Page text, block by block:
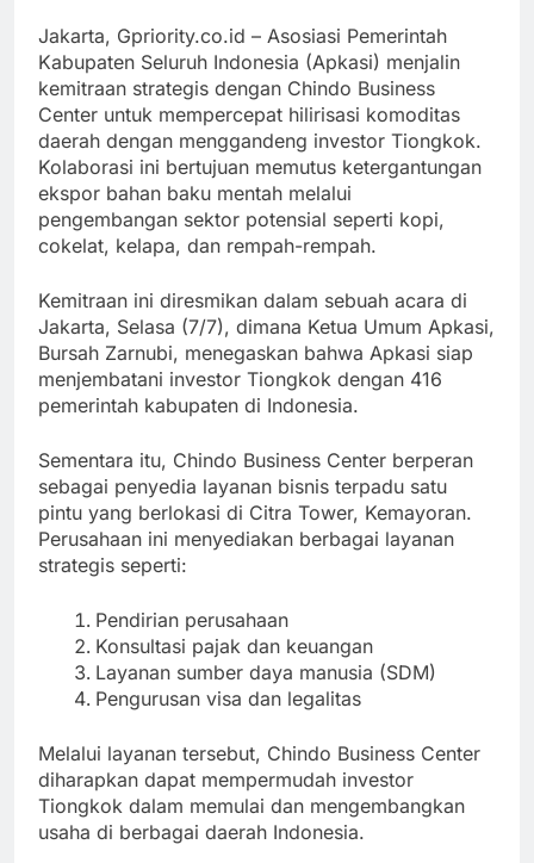
Genjot PAD
dan 3 Program
Otsus
Dana Otsus
Tahap II Papua
Barat
Didorong
Segera Cair
Jakarta, Gpriority.co.id – Asosiasi Pemerintah
Kabupaten Seluruh Indonesia (Apkasi) menjalin
kemitraan strategis dengan Chindo Business
Center untuk mempercepat hilirisasi komoditas
daerah dengan menggandeng investor Tiongkok.
Kolaborasi ini bertujuan memutus ketergantungan
ekspor bahan baku mentah melalui
pengembangan sektor potensial seperti kopi,
cokelat, kelapa, dan rempah-rempah.
Kemitraan ini diresmikan dalam sebuah acara di
Jakarta, Selasa (7/7), dimana Ketua Umum Apkasi,
Bursah Zarnubi, menegaskan bahwa Apkasi siap
menjembatani investor Tiongkok dengan 416
pemerintah kabupaten di Indonesia.
Sementara itu, Chindo Business Center berperan
sebagai penyedia layanan bisnis terpadu satu
pintu yang berlokasi di Citra Tower, Kemayoran.
Perusahaan ini menyediakan berbagai layanan
strategis seperti:
Pendirian perusahaan
Konsultasi pajak dan keuangan
Layanan sumber daya manusia (SDM)
Pengurusan visa dan legalitas
Melalui layanan tersebut, Chindo Business Center
diharapkan dapat mempermudah investor
Tiongkok dalam memulai dan mengembangkan
usaha di berbagai daerah Indonesia.